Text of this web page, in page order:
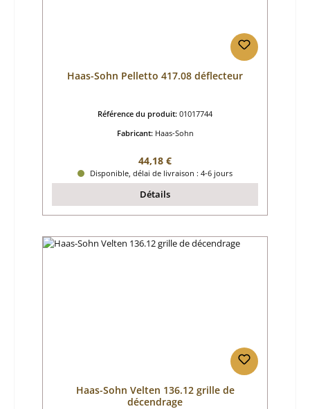
Haas-Sohn Pelletto 417.08 déflecteur
Référence du produit: 01017744
Fabricant: Haas-Sohn
Prix régulier :
44,18 €
Disponible, délai de livraison : 4-6 jours
Détails
Haas-Sohn Velten 136.12 grille de
décendrage